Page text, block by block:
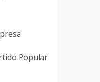
Popular